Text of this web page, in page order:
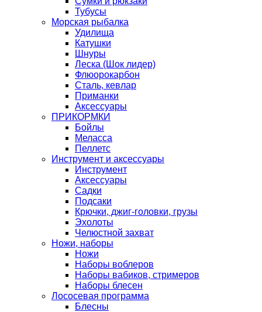
Тубусы
Морская рыбалка
Удилища
Катушки
Шнуры
Леска (Шок лидер)
Флюорокарбон
Сталь, кевлар
Приманки
Аксессуары
ПРИКОРМКИ
Бойлы
Меласса
Пеллетс
Инструмент и аксессуары
Инструмент
Аксессуары
Садки
Подсаки
Крючки, джиг-головки, грузы
Эхолоты
Челюстной захват
Ножи, наборы
Ножи
Наборы воблеров
Наборы вабиков, стримеров
Наборы блесен
Лососевая программа
Блесны